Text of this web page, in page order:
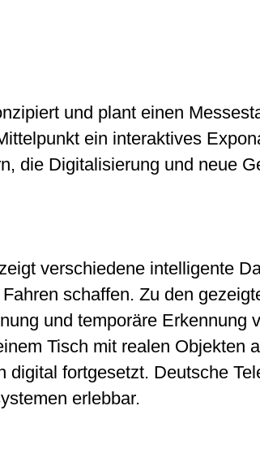
und plant einen
ein interaktives
die Digitalisierung und neue
verschiedene intelligente
schaffen. Zu den
und temporäre Erkennung
Tisch mit realen Objekten
fortgesetzt. Deutsche
erlebbar.